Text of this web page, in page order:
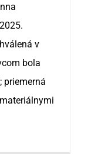
v
bola
priemerná